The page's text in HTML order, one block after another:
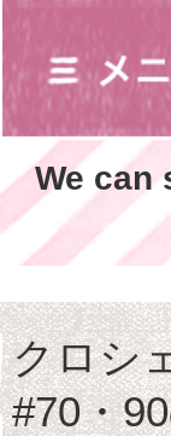
We can
クロシ
#70・